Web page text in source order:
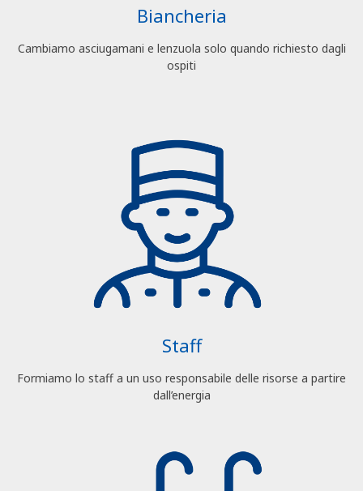
Biancheria
Cambiamo asciugamani e lenzuola solo quando richiesto dagli
ospiti
Staff
Formiamo lo staff a un uso responsabile delle risorse a partire
dall’energia